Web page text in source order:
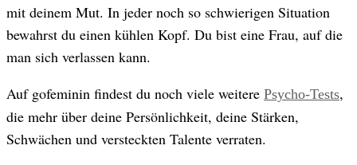
mit deinem Mut. In jeder noch so schwierigen Situation
bewahrst du einen kühlen Kopf. Du bist eine Frau, auf die
man sich verlassen kann.
Auf gofeminin findest du noch viele weitere Psycho-Tests,
die mehr über deine Persönlichkeit, deine Stärken,
Schwächen und versteckten Talente verraten.